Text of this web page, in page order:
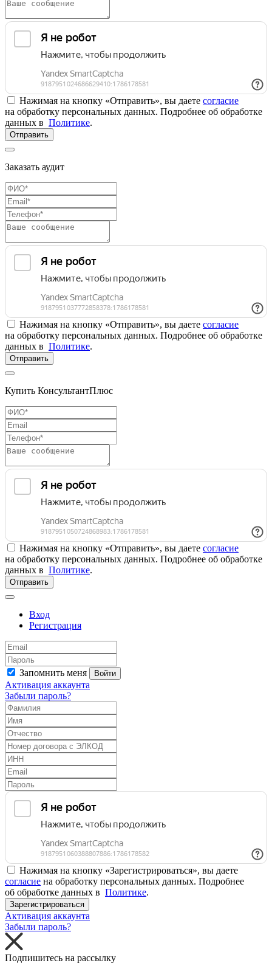
Нажимая на кнопку «Отправить», вы даете согласие
на обработку персональных данных. Подробнее об обработке
данных в Политике.
Отправить
Заказать аудит
Нажимая на кнопку «Отправить», вы даете согласие
на обработку персональных данных. Подробнее об обработке
данных в Политике.
Отправить
Купить КонсультантПлюс
Нажимая на кнопку «Отправить», вы даете согласие
на обработку персональных данных. Подробнее об обработке
данных в Политике.
Отправить
Вход
Регистрация
Запомнить меня Войти
Активация аккаунта
Забыли пароль?
Нажимая на кнопку «Зарегистрироваться», вы даете
согласие на обработку персональных данных. Подробнее
об обработке данных в Политике.
Зарегистрироваться
Активация аккаунта
Забыли пароль?
Подпишитесь на рассылку